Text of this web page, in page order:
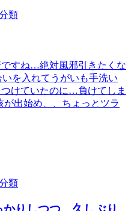
類
すね…絶対風邪引きたくな
を入れてうがいも手洗い
けていたのに…負けてしま
が出始め、、ちょっとツラ
類